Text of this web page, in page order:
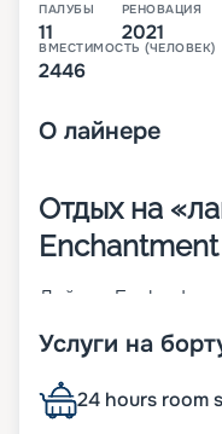
ПАЛУБЫ
11
РЕНОВАЦИЯ
2021
ВМЕСТИМОСТЬ (ЧЕЛОВЕК)
2446
О лайнере
Отдых на
Лайнер
классу Vision.
факт, что более
судне –
Услуги на
24 hours room